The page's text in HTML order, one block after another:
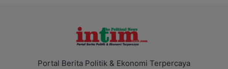
Portal Berita Politik & Ekonomi Terpercaya